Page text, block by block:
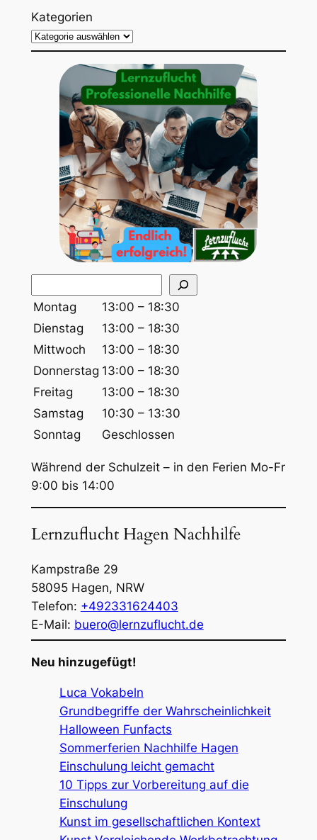
Kategorien
u
e
n
Montag
13:00 – 18:30
Dienstag
13:00 – 18:30
Mittwoch
13:00 – 18:30
Donnerstag 13:00 – 18:30
Freitag
13:00 – 18:30
Samstag
10:30 – 13:30
Sonntag
Geschlossen
Während der Schulzeit – in den Ferien Mo-Fr
9:00 bis 14:00
Lernzuflucht Hagen Nachhilfe
Kampstraße 29
58095Hagen, NRW
Telefon: +492331624403
E-Mail: buero@lernzuflucht.de
Neu hinzugefügt!
Luca Vokabeln
Grundbegriffe der Wahrscheinlichkeit
Halloween Funfacts
Sommerferien Nachhilfe Hagen
Einschulung leicht gemacht
10 Tipps zur Vorbereitung auf die
Einschulung
Kunst im gesellschaftlichen Kontext